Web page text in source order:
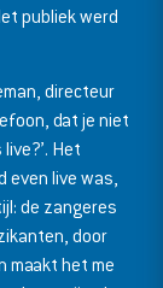
publiek werd
directeur
dat je niet
Het
even live was,
de zangeres
door
maakt het me